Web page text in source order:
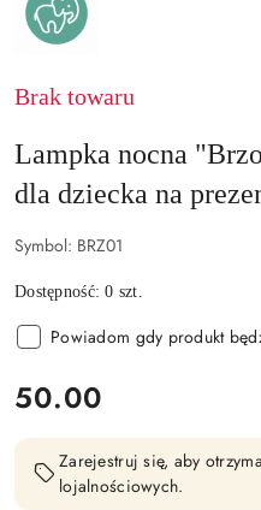
LAMPKI
BUDZIKI
DZIECI
Brak towaru
Lampka nocna
dla dziecka na
Symbol: BRZ01
Dostępność:0 szt.
Powiadom gdy produkt
cena:
50.00
Zarejestruj się, aby
lojalnościowych.